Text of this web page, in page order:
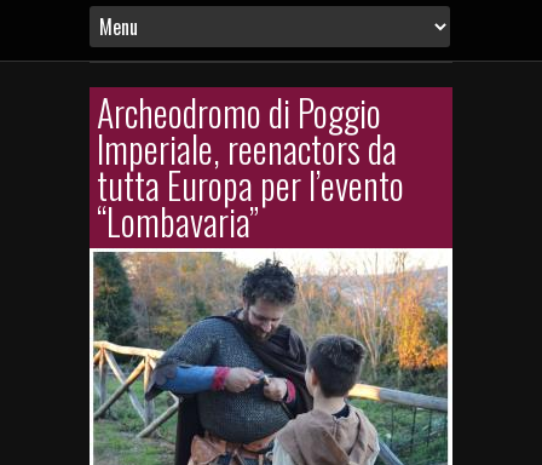
Archeodromo di Poggio
Imperiale, reenactors da
tutta Europa per l’evento
“Lombavaria”